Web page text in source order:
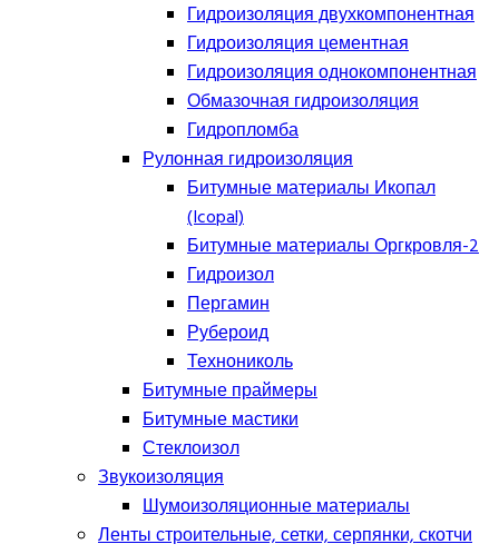
Гидроизоляция двухкомпонентная
Гидроизоляция цементная
Гидроизоляция однокомпонентная
Обмазочная гидроизоляция
Гидропломба
Рулонная гидроизоляция
Битумные материалы Икопал
(Icopal)
Битумные материалы Оргкровля-2
Гидроизол
Пергамин
Рубероид
Технониколь
Битумные праймеры
Битумные мастики
Стеклоизол
Звукоизоляция
Шумоизоляционные материалы
Ленты строительные, сетки, серпянки, скотчи